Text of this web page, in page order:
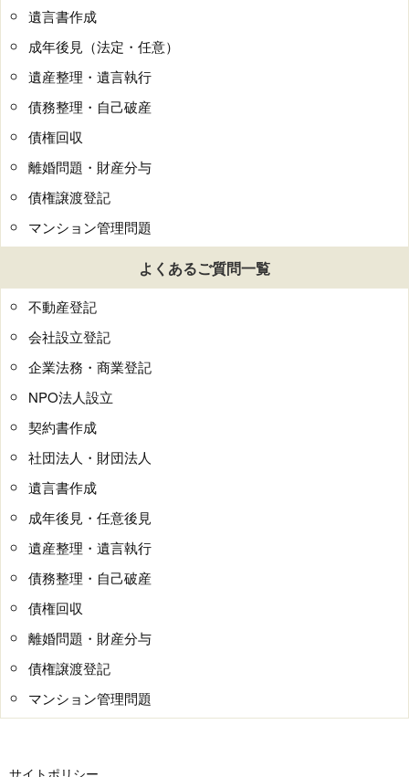
遺言書作成
成年後見（法定・任意）
遺産整理・遺言執行
債務整理・自己破産
債権回収
離婚問題・財産分与
債権譲渡登記
マンション管理問題
よくあるご質問一覧
不動産登記
会社設立登記
企業法務・商業登記
NPO法人設立
契約書作成
社団法人・財団法人
遺言書作成
成年後見・任意後見
遺産整理・遺言執行
債務整理・自己破産
債権回収
離婚問題・財産分与
債権譲渡登記
マンション管理問題